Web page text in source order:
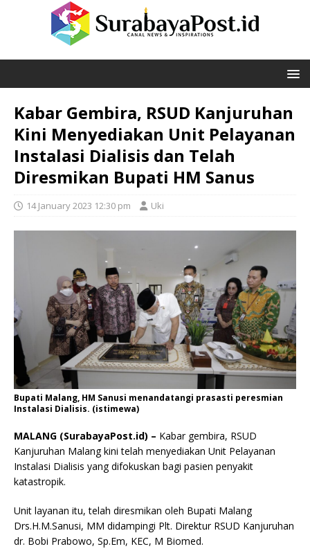
Kabar Gembira, RSUD Kanjuruhan
Kini Menyediakan Unit Pelayanan
Instalasi Dialisis dan Telah
Diresmikan Bupati HM Sanus
14 January 2023 12:30 pm Uki
Bupati Malang, HM Sanusi menandatangi prasasti peresmian
Instalasi Dialisis. (istimewa)
MALANG (SurabayaPost.id) – Kabar gembira, RSUD
Kanjuruhan Malang kini telah menyediakan Unit Pelayanan
Instalasi Dialisis yang difokuskan bagi pasien penyakit
katastropik.
Unit layanan itu, telah diresmikan oleh Bupati Malang
Drs.H.M.Sanusi, MM didampingi Plt. Direktur RSUD Kanjuruhan
dr. Bobi Prabowo, Sp.Em, KEC, M Biomed.